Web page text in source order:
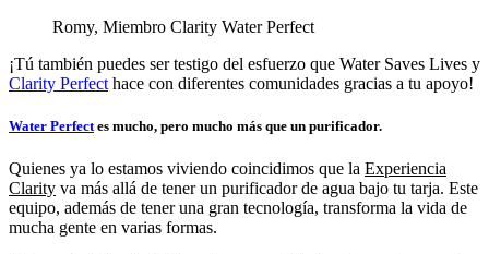
Romy, Miembro Clarity Water Perfect
¡Tú también puedes ser testigo del esfuerzo que Water Saves Lives y
Clarity Perfect hace con diferentes comunidades gracias a tu apoyo!
Water Perfectes mucho, pero mucho más que un purificador.
Quienes ya lo estamos viviendo coincidimos que la Experiencia
Clarity va más allá de tener un purificador de agua bajo tu tarja. Este
equipo, además de tener una gran tecnología, transforma la vida de
mucha gente en varias formas.